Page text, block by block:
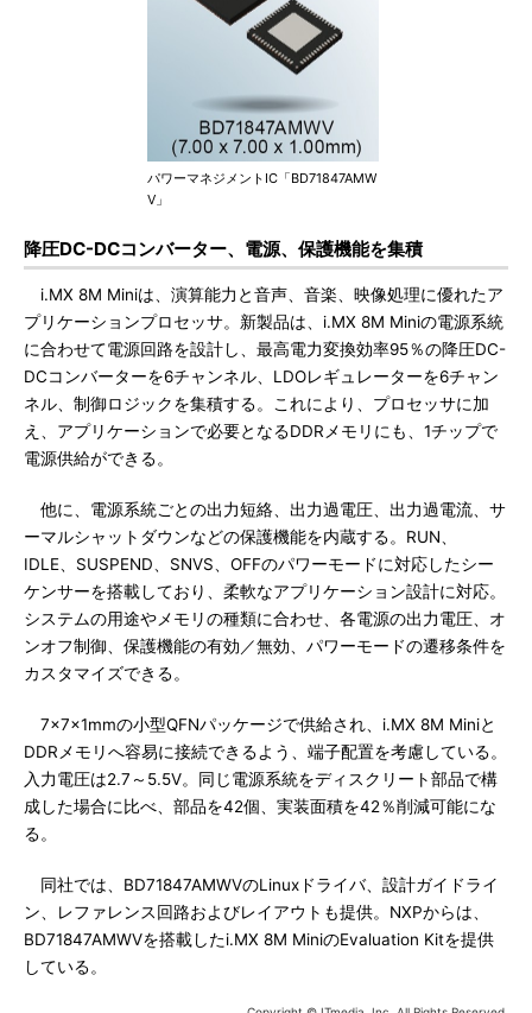
パワーマネジメントIC「BD71847AMW
V」
降圧DC-DCコンバーター、電源、保護機能を集積
i.MX 8M Miniは、演算能力と音声、音楽、映像処理に優れたア
プリケーションプロセッサ。新製品は、i.MX 8M Miniの電源系統
に合わせて電源回路を設計し、最高電力変換効率95％の降圧DC-
DCコンバーターを6チャンネル、LDOレギュレーターを6チャン
ネル、制御ロジックを集積する。これにより、プロセッサに加
え、アプリケーションで必要となるDDRメモリにも、1チップで
電源供給ができる。
他に、電源系統ごとの出力短絡、出力過電圧、出力過電流、サ
ーマルシャットダウンなどの保護機能を内蔵する。RUN、
IDLE、SUSPEND、SNVS、OFFのパワーモードに対応したシー
ケンサーを搭載しており、柔軟なアプリケーション設計に対応。
システムの用途やメモリの種類に合わせ、各電源の出力電圧、オ
ンオフ制御、保護機能の有効／無効、パワーモードの遷移条件を
カスタマイズできる。
7×7×1mmの小型QFNパッケージで供給され、i.MX 8M Miniと
DDRメモリへ容易に接続できるよう、端子配置を考慮している。
入力電圧は2.7～5.5V。同じ電源系統をディスクリート部品で構
成した場合に比べ、部品を42個、実装面積を42％削減可能にな
る。
同社では、BD71847AMWVのLinuxドライバ、設計ガイドライ
ン、レファレンス回路およびレイアウトも提供。NXPからは、
BD71847AMWVを搭載したi.MX 8M MiniのEvaluation Kitを提供
している。